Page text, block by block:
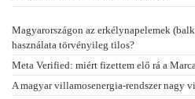
Magyarországon az erkélynapelemek
használata törvényileg tilos?
Meta Verified: miért fizettem elő rá a
A magyar villamosenergia-rendszer nagy